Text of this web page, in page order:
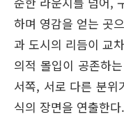
하며 영감을 얻는 곳
과 도시의 리듬이 교
의적 몰입이 공존하
서쪽, 서로 다른 분
식의 장면을 연출한다.